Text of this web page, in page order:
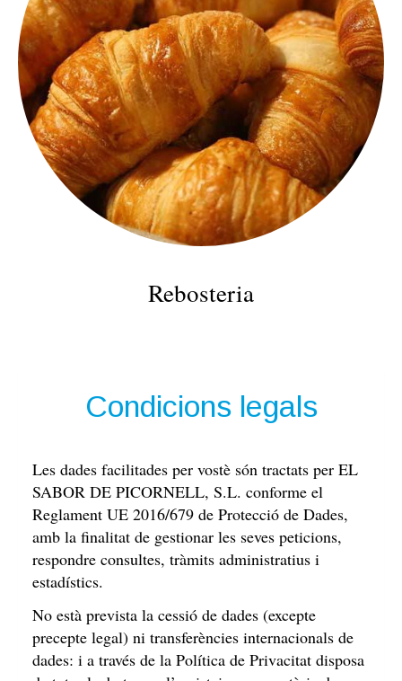
Rebosteria
Condicions legals
Les dades facilitades per vostè són tractats per EL
SABOR DE PICORNELL, S.L. conforme el
Reglament UE 2016/679 de Protecció de Dades,
amb la finalitat de gestionar les seves peticions,
respondre consultes, tràmits administratius i
estadístics.
No està prevista la cessió de dades (excepte
precepte legal) ni transferències internacionals de
dades: i a través de la Política de Privacitat disposa